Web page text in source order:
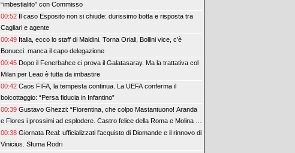
“imbestialito” con Commisso
00:52 Il caso Esposito non si chiude: durissimo botta e risposta tra
Cagliari e agente
00:49 Italia, ecco lo staff di Maldini. Torna Oriali, Bollini vice, c’è
Bonucci: manca il capo delegazione
00:45 Dopo il Fenerbahce ci prova il Galatasaray. Ma la trattativa col
Milan per Leao è tutta da imbastire
00:42 Caos FIFA, la tempesta continua. La UEFA conferma il
boicottaggio: “Persa fiducia in Infantino”
00:39 Gustavo Ghezzi: “Fiorentina, che colpo Mastantuono! Aranda
e Flores i prossimi ad esplodere. Castro felice della Roma e Molina è
un bel colpo”
00:38 Giornata Real: ufficializzati l'acquisto di Diomande e il rinnovo di
Vinicius. Sfuma Rodri